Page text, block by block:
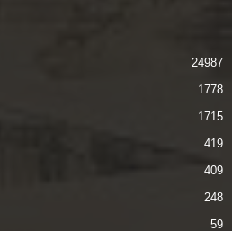
24987
1778
1715
419
409
248
59